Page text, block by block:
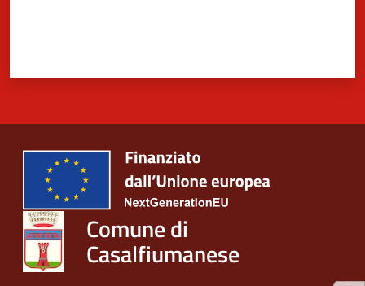
Comune di
Casalfiumanese